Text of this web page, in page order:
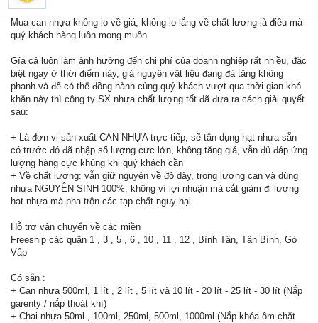
Mua can nhựa không lo về giá, không lo lắng về chất lượng là điều mà
quý khách hàng luôn mong muốn
Gía cả luôn làm ảnh hưởng đến chi phí của doanh nghiệp rất nhiều, đặc
biệt ngay ở thời điểm này, giá nguyên vật liệu đang đà tăng không
phanh và để có thể đồng hành cùng quý khách vượt qua thời gian khó
khăn này thì công ty SX nhựa chất lượng tốt đã đưa ra cách giải quyết
sau:
+ Là đơn vị sản xuất CAN NHỰA trực tiếp, sẽ tận dụng hạt nhựa sẵn
có trước đó đã nhập số lượng cực lớn, không tăng giá, vẫn đủ đáp ứng
lượng hàng cực khủng khi quý khách cần
+ Về chất lượng: vẫn giữ nguyên về độ dày, trọng lượng can và dùng
nhựa NGUYÊN SINH 100%, không vì lợi nhuận mà cắt giảm đi lượng
hạt nhựa mà pha trộn các tạp chất nguy hại
Hỗ trợ vận chuyển về các miền
Freeship các quận 1 , 3 , 5 , 6 , 10 , 11 , 12 , Bình Tân, Tân Bình, Gò
Vấp
Có sẵn :
+ Can nhựa 500ml, 1 lít , 2 lít , 5 lít và 10 lít - 20 lít - 25 lít - 30 lít (Nắp
garenty / nắp thoát khí)
+ Chai nhựa 50ml , 100ml, 250ml, 500ml, 1000ml (Nắp khóa ôm chặt